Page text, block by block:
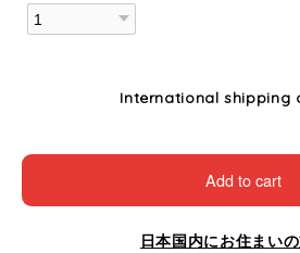
International shipping
Add to cart
日本国内にお住まい